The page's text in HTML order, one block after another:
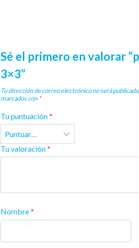
Sé el primero en valorar
3×3”
Tu dirección de correo electrónico no será publicada.
marcados con*
Tu puntuación*
Tu valoración*
Nombre*